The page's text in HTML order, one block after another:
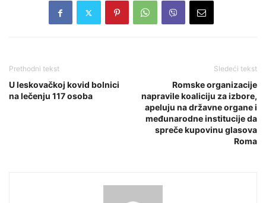
Prethodni tekst
U leskovačkoj kovid bolnici
na lečenju 117 osoba
Sledeći tekst
Romske organizacije
napravile koaliciju za izbore,
apeluju na državne organe i
međunarodne institucije da
spreče kupovinu glasova
Roma